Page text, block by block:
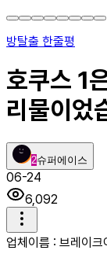
방탈출 한줄평
호쿠스 1
리물이었
2슈퍼에이스
06-24
6,092
업체이름 : 브레이